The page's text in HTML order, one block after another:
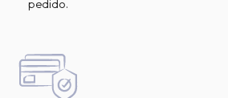
pedido.